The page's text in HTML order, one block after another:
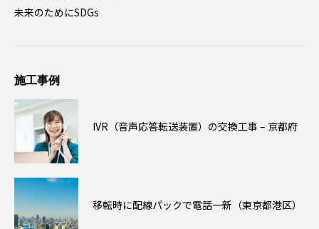
未来のためにSDGs
施工事例
IVR（音声応答転送装置）の交換工事 – 京都府
移転時に配線パックで電話一新（東京都港区）